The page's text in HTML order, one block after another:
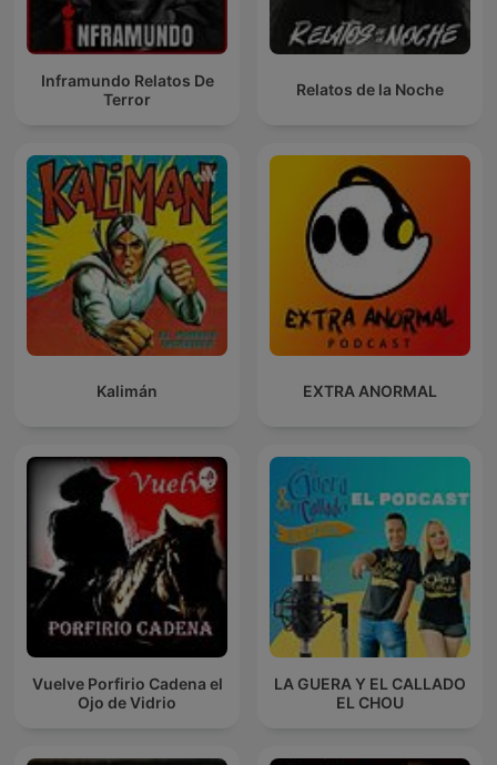
Inframundo Relatos De
Terror
Relatos de la Noche
Kalimán EXTRA ANORMAL
Vuelve Porfirio Cadena el
Ojo de Vidrio
LA GUERA Y EL CALLADO
EL CHOU